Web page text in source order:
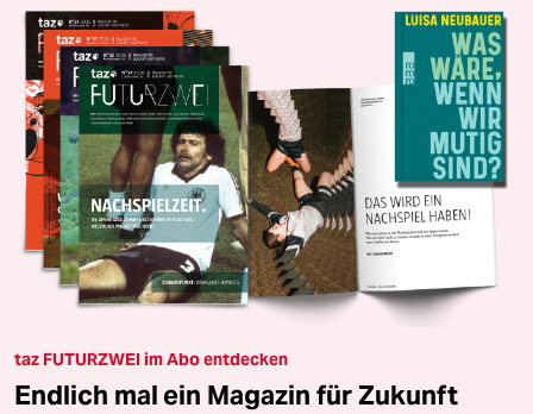
taz FUTURZWEI im Abo entdecken
Endlich mal ein Magazin für Zukunft